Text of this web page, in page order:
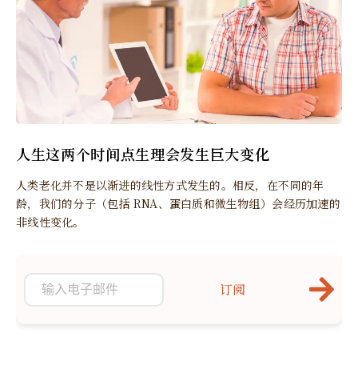
人生这两个时间点生理会发生巨大变化
人类老化并不是以渐进的线性方式发生的。相反，在不同的年
龄，我们的分子（包括 RNA、蛋白质和微生物组）会经历加速的
非线性变化。
订阅